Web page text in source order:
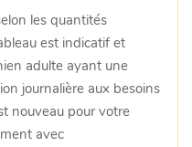
les quantités
est indicatif et
adulte ayant une
journalière aux besoins
nouveau pour votre
avec